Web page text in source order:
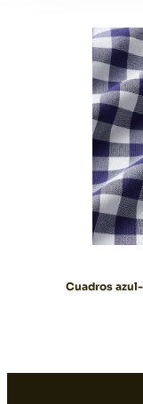
Cuadros